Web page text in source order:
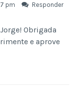
pm Responder
Obrigada
e aprove